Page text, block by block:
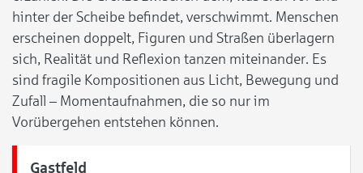
hinter der Scheibe befindet, verschwimmt. Menschen
erscheinen doppelt, Figuren und Straßen überlagern
sich, Realität und Reflexion tanzen miteinander. Es
sind fragile Kompositionen aus Licht, Bewegung und
Zufall – Momentaufnahmen, die so nur im
Vorübergehen entstehen können.
Gastfeld